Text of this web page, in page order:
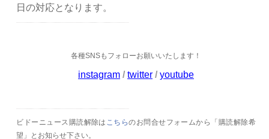
日の対応となります。
各種SNSもフォローお願いいたします！
instagram / twitter / youtube
ビドーニュース購読解除は こちらのお問合せフォームから「購読解除希
望」とお知らせ下さい。